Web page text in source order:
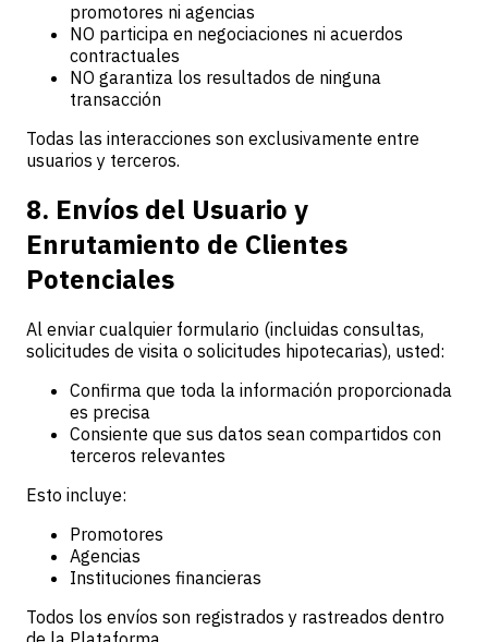
promotores ni agencias
NO participa en negociaciones ni acuerdos
contractuales
NO garantiza los resultados de ninguna
transacción
Todas las interacciones son exclusivamente entre
usuarios y terceros.
8. Envíos del Usuario y
Enrutamiento de Clientes
Potenciales
Al enviar cualquier formulario (incluidas consultas,
solicitudes de visita o solicitudes hipotecarias), usted:
Confirma que toda la información proporcionada
es precisa
Consiente que sus datos sean compartidos con
terceros relevantes
Esto incluye:
Promotores
Agencias
Instituciones financieras
Todos los envíos son registrados y rastreados dentro